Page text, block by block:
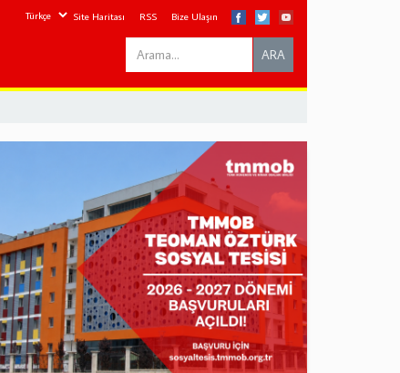
Site Haritası RSS Bize Ulaşın
Search
this
ARA